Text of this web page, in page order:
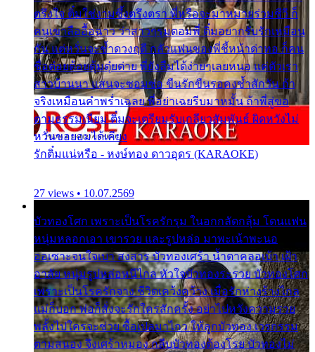
ตรึงใจ ติ๋มใช่งามซึ้งตรึงตรา พี่หรือจะมาหมายร่วมชีวี ก็
คนเขาลืออื้อฉาว ว่าสาวๆรุมตอมพี่ ติ๋มอยากรับรักเหมือน
กัน แต่หวั่นจะช้ำดวงฤดี กลัวแฟนของพี่ชี้หน้าด่าทอ ก็คน
ชื่อต๋อยต้อยตุ้มตุ๋ยต่าย พี่ยังลืมได้ง่ายๆเลยหนอ แค่ตัวเรา
สาวบ้านนา แสนจะซอมซ่อ ขืนรักขืนรอคงช้ำสักวัน ถ้า
จริงเหมือนคำพร่ำเฉลย พี่อย่าเฉยรีบมาหมั้น ถ้าพี่สู่ขอ
ตามธรรมเนียม ติ๋มจะเตรียมรับเกลียวสัมพันธ์ ผิดหวังไม่
หวั่นขอยอมได้เคียง
รักติ๋มแน่หรือ - หงษ์ทอง ดาวอุดร (KARAOKE)
27 views • 10.07.2569
บัวทองโศก เพราะเป็นโรครักรุม ในอกกลัดกลุ้ม โดนแฟน
หนุ่มหลอกเอา เขารวย และรูปหล่อ มาพะเน้าพะนอ
ออเซาะจนใจเบา สงสาร บัวทองเศร้า น้ำตาคลอเบ้า เฝ้า
อาลัย หนุ่มรูปหล่อหนีไกล หัวใจบัวทองระรวย บัวทองโศก
เพราะเป็นโรครักจาง ชีวิตเคว้งคว้าง เมื่อรักห่างร้างไกล
แม่ก็บอก พ่อก็สั่งจะรักใครสักครั้ง อย่าไปหวังความรวย
พลั้งไปใครจะช่วย ซื้อเปลมาไกว ให้ลูกบัวทอง เวรกรรม
ตามสนอง จึงเศร้าหมอง กลีบบัวทองต้องโรย บัวทองไม่